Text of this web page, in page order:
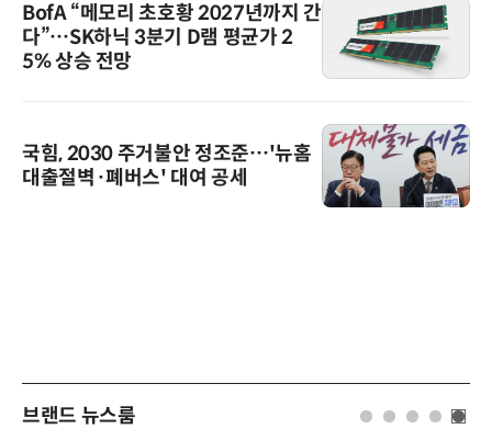
BofA “메모리 초호황 2027년까지 간
다”…SK하닉 3분기 D램 평균가 2
5% 상승 전망
국힘, 2030 주거불안 정조준…'뉴홈
대출절벽·폐버스' 대여 공세
브랜드 뉴스룸